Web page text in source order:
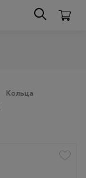
Кольца